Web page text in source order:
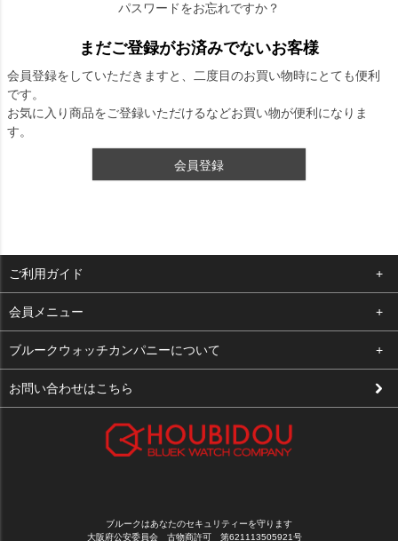
パスワードをお忘れですか？
まだご登録がお済みでないお客様
会員登録をしていただきますと、二度目のお買い物時にとても便利
です。
お気に入り商品をご登録いただけるなどお買い物が便利になりま
す。
会員登録
ご利用ガイド
よくある質問
支払い・送料
修理依頼
会員メニュー
ログイン
お気に入り
ブルークウォッチカンパニーについて
会社概要
お問い合わせはこちら
ブルークはあなたのセキュリティーを守ります
大阪府公安委員会 古物商許可 第621113505921号